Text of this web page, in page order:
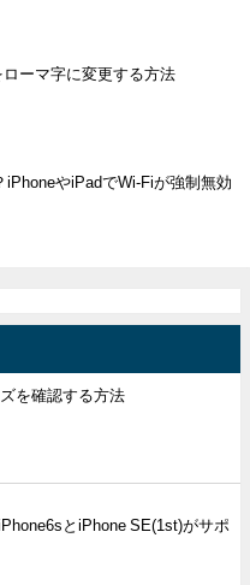
ーマ字に変更する方法
iPhoneやiPadでWi-Fiが強制無効
を確認する方法
とiPhone SE(1st)がサポ